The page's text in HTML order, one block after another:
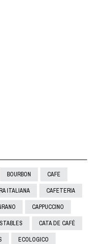
BOURBON CAFE
ITALIANA CAFETERIA
CAPPUCCINO
CATA DE CAFÉ
ECOLOGICO